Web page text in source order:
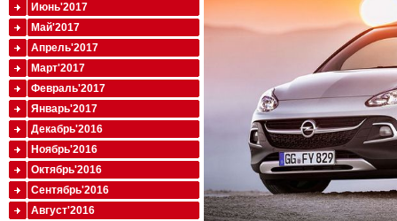
Июнь'2017
Май'2017
Апрель'2017
Март'2017
Февраль'2017
Январь'2017
Декабрь'2016
Ноябрь'2016
Октябрь'2016
Сентябрь'2016
Август'2016